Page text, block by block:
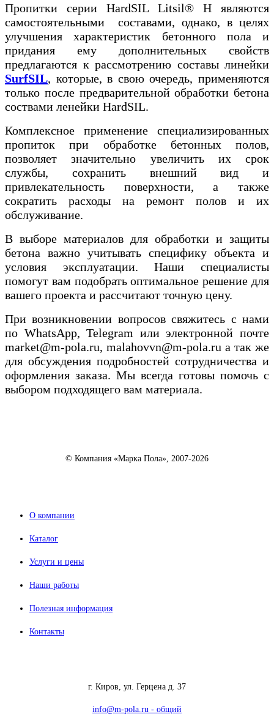
Пропитки серии HardSIL Litsil® H являются
самостоятельными составами, однако, в целях
улучшения характеристик бетонного пола и
придания ему дополнительных свойств
предлагаются к рассмотрению составы линейки
SurfSIL, которые, в свою очередь, применяются
только после предварительной обработки бетона
соствами ленейки HardSIL.
Комплексное применение специализированных
пропиток при обработке бетонных полов,
позволяет значительно увеличить их срок
службы, сохранить внешний вид и
привлекательность поверхности, а также
сократить расходы на ремонт полов и их
обслуживание.
В выборе материалов для обработки и защиты
бетона важно учитывать специфику объекта и
условия эксплуатации. Наши специалисты
помогут вам подобрать оптимальное решение для
вашего проекта и рассчитают точную цену.
При возникновении вопросов свяжитесь с нами
по WhatsApp, Telegram или электронной почте
market@m-pola.ru, malahovvn@m-pola.ru а так же
для обсуждения подробностей сотрудничества и
оформления заказа. Мы всегда готовы помочь с
выбором подходящего вам материала.
© Компания «Марка Пола», 2007-2026
О компании
Каталог
Услуги и цены
Наши работы
Полезная информация
Контакты
г. Киров, ул. Герцена д. 37
info@m-pola.ru - общий